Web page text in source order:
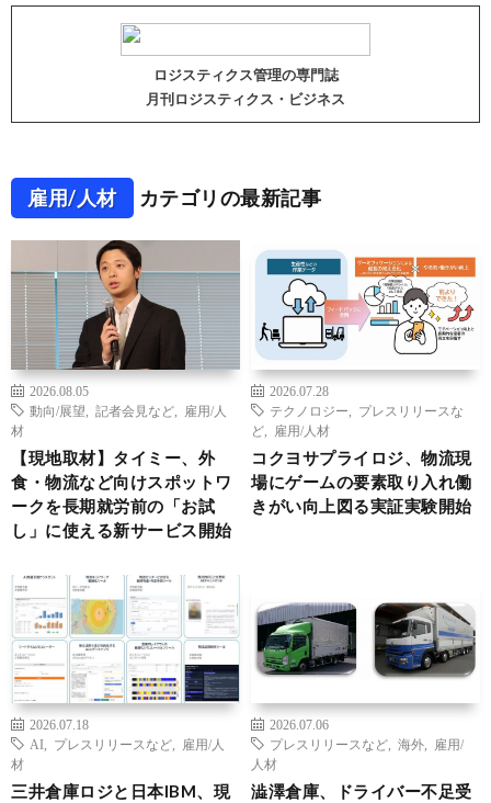
ロジスティクス管理の専門誌
月刊ロジスティクス・ビジネス
雇用/人材 カテゴリの最新記事
2026.08.05
動向/展望
記者会見など
雇用/人
材
【現地取材】タイミー、外
食・物流など向けスポットワ
ークを長期就労前の「お試
し」に使える新サービス開始
2026.07.28
テクノロジー
プレスリリースな
ど
雇用/人材
コクヨサプライロジ、物流現
場にゲームの要素取り入れ働
きがい向上図る実証実験開始
2026.07.18
AI
プレスリリースなど
雇用/人
材
三井倉庫ロジと日本IBM、現
2026.07.06
プレスリリースなど
海外
雇用/
人材
澁澤倉庫、ドライバー不足受